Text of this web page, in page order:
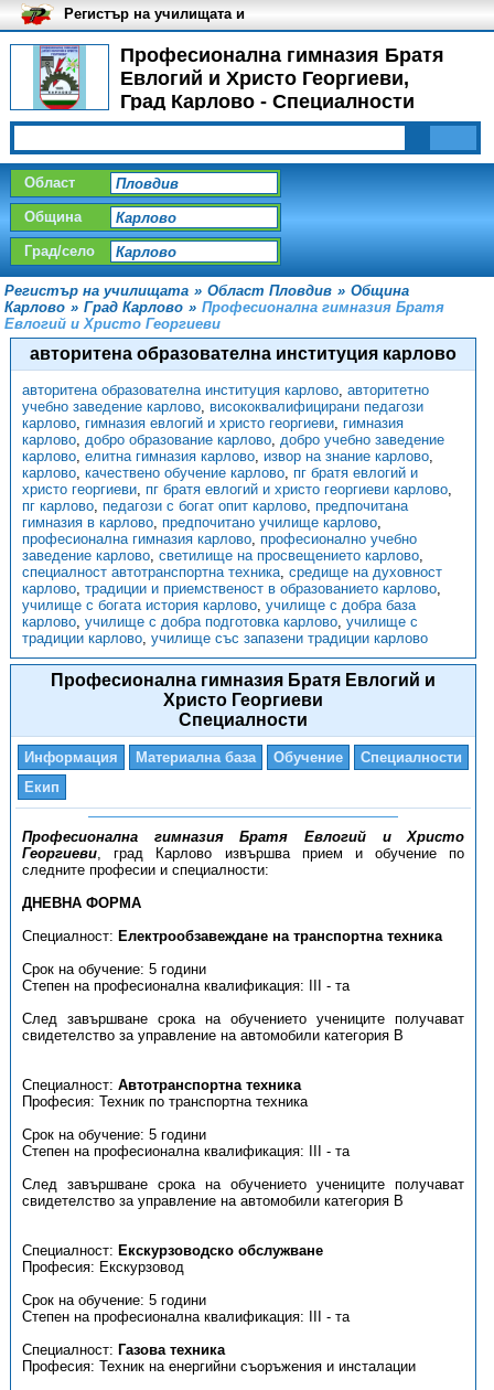
Професионална гимназия Братя
Евлогий и Христо Георгиеви,
Град Карлово - Специалности
Регистър на училищата и
университетите в България
Област
Община
Град/село
Регистър на училищата » Област Пловдив » Община
Карлово » Град Карлово » Професионална гимназия Братя
Евлогий и Христо Георгиеви
авторитена образователна институция карлово
авторитена образователна институция карлово, авторитетно
учебно заведение карлово, висококвалифицирани педагози
карлово, гимназия евлогий и христо георгиеви, гимназия
карлово, добро образование карлово, добро учебно заведение
карлово, елитна гимназия карлово, извор на знание карлово,
карлово, качествено обучение карлово, пг братя евлогий и
христо георгиеви, пг братя евлогий и христо георгиеви карлово,
пг карлово, педагози с богат опит карлово, предпочитана
гимназия в карлово, предпочитано училище карлово,
професионална гимназия карлово, професионално учебно
заведение карлово, светилище на просвещението карлово,
специалност автотранспортна техника, средище на духовност
карлово, традиции и приемственост в образованието карлово,
училище с богата история карлово, училище с добра база
карлово, училище с добра подготовка карлово, училище с
традиции карлово, училище със запазени традиции карлово
Професионална гимназия Братя Евлогий и
Христо Георгиеви
Специалности
Информация Материална база Обучение
Специалности
Екип
Професионална гимназия Братя Евлогий и Христо
Георгиеви, град Карлово извършва прием и обучение по
следните професии и специалности:
ДНЕВНА ФОРМА
Специалност: Електрообзавеждане на транспортна техника
Срок на обучение: 5 години
Степен на професионална квалификация: III - та
След завършване срока на обучението учениците получават
свидетелство за управление на автомобили категория В
Специалност: Автотранспортна техника
Професия: Техник по транспортна техника
Срок на обучение: 5 години
Степен на професионална квалификация: III - та
След завършване срока на обучението учениците получават
свидетелство за управление на автомобили категория В
Специалност: Екскурзоводско обслужване
Професия: Екскурзовод
Срок на обучение: 5 години
Степен на професионална квалификация: III - та
Специалност: Газова техника
Професия: Техник на енергийни съоръжения и инсталации